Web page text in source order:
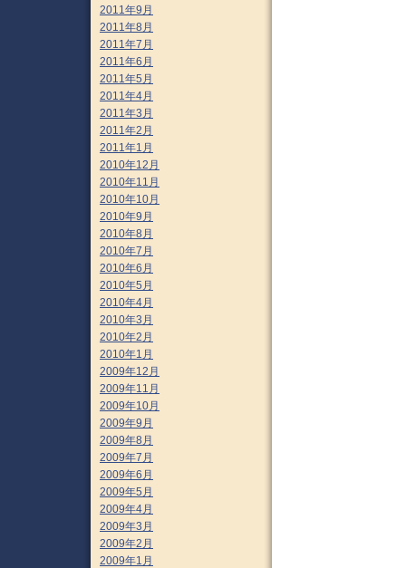
2011年9月
2011年8月
2011年7月
2011年6月
2011年5月
2011年4月
2011年3月
2011年2月
2011年1月
2010年12月
2010年11月
2010年10月
2010年9月
2010年8月
2010年7月
2010年6月
2010年5月
2010年4月
2010年3月
2010年2月
2010年1月
2009年12月
2009年11月
2009年10月
2009年9月
2009年8月
2009年7月
2009年6月
2009年5月
2009年4月
2009年3月
2009年2月
2009年1月